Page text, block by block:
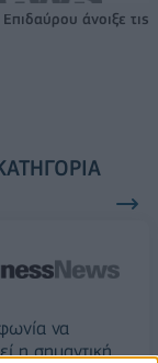
άνοιξε τις
να
η σημαντική